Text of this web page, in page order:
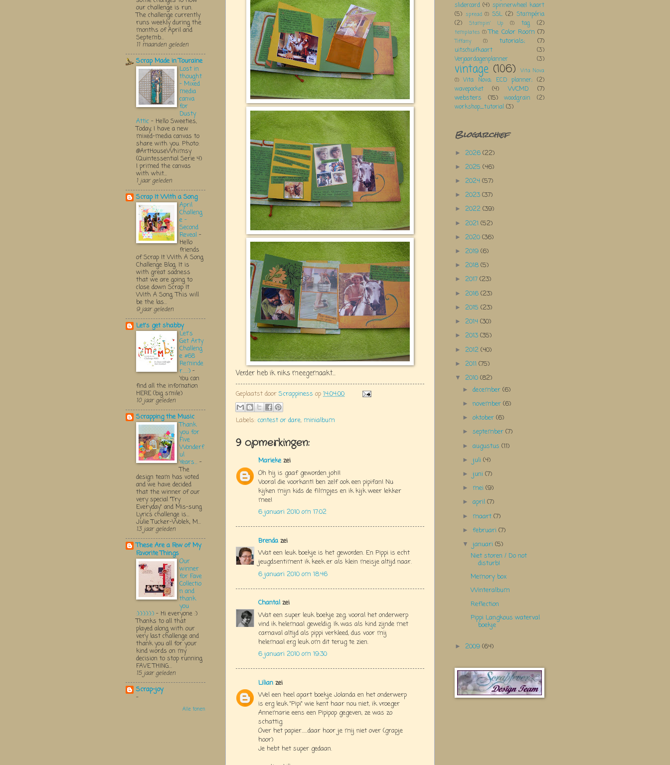
Verder heb ik niks meegemaakt...
Geplaatst door Scrappiness op 14:04:00
Labels: contest or dare, minialbum
9 opmerkingen:
Mariekezei
Oh hij is gaaf geworden joh!!
Vooral die voorkant! ben zelf ook een pipifan! Nu
kijken mijn kids de filmpjes en ik kijk weer lekker
mee!
6 januari 2010 om 17:02
Brenda zei
Wat een leuk boekje is het geworden. En Pippi is echt
jeugdsentiment ik keek er als klein meisje altijd naar.
6 januari 2010 om 18:46
Chantal zei
Wat een super leuk boekje zeg, vooral het onderwerp
vind ik helemaal geweldig. Ik was als kind zijnde met
carnaval altijd als pippi verkleed, dus voor mij
helemaal erg leuk om dit terug te zien.
6 januari 2010 om 19:30
Lilian zei
Wel een heel apart boekje Jolanda en het onderwerp
is erg leuk "Pipi" wie kent haar nou niet, ik vroeger
Annemarie eens een Pipipop gegeven, ze was zo
schattig.
Over het papier......daar hoor je mij niet over (grapje
hoor)
Je hebt het super gedaan.
our challenge is run.
The challenge currently
runs weekly during the
months of April and
Septemb...
11 maanden geleden
Scrap Made in Touraine
Lost in
thought
- Mixed
media
canva
for
Dusty
Attic - Hello Sweeties,
Today, I have a new
mixed-media canvas to
share with you. Photo:
@ArtHouseWhimsy
(Quintessential Serie 4)
I primed the canvas
with whit...
1 jaar geleden
Scrap It With a Song
April
Challeng
e -
Second
Reveal -
Hello
friends
of Scrap It With A Song
Challenge Blog. It is
with great sadness
that we are going to
close down Scrap It
With A Song. This will
be the las...
9 jaar geleden
Let's get shabby
Let's
Get Arty
Challeng
e #68
Reminde
r.....:) -
You can
find all the infomation
HERE (big smile)
10 jaar geleden
Scrapping the Music
Thank
you for
Five
Wonderf
ul
Years... -
The
design team has voted
and we have decided
that the winner of our
very special "Try
Everyday" and Mis-sung
Lyrics challenge is...
Julie Tucker-Wolek, M...
13 jaar geleden
These Are a Few of My
Favorite Things
Our
winner
for Fave
Collectio
n and
thank
you
:):):):):):) - Hi everyone :)
Thanks to all that
played along with our
very last challenge and
thank you all for your
kind words on my
decision to stop running
FAVE THING...
15 jaar geleden
Scrap-joy
-
Alle tonen
slidercard (4) spinnerwheel kaart
(5) spread (1) SSL (2) Stampéria
(2)
Stampin' Up (1) tag (2)
templates (1) The Color Room (7)
Tiffany (1) tutorials; (7)
uitschuifkaart
(3)
Verjaardagenplanner
(3)
vintage (106)
Vita Nova
(1) Vita Nova; ECD planner; (2)
wavepocket
(4) WCMD
(7)
websters
(15) woodgrain
(2)
workshop_tutorial (3)
Blogarchief
► 2026 (22)
► 2025 (46)
► 2024 (57)
► 2023 (37)
► 2022 (39)
► 2021 (52)
► 2020 (36)
► 2019 (6)
► 2018 (5)
► 2017 (23)
► 2016 (23)
► 2015 (23)
► 2014 (30)
► 2013 (35)
► 2012 (40)
► 2011 (75)
▼ 2010 (82)
►december(6)
►november(6)
►oktober(6)
►september(7)
►augustus(11)
► juli(4)
► juni(7)
► mei(9)
►april(7)
► maart(7)
►februari(7)
▼ januari(5)
Niet storen / Do not
disturb!
Memory box
Winteralbum
Reflection
Pippi Langkous waterval
boekje
► 2009 (64)